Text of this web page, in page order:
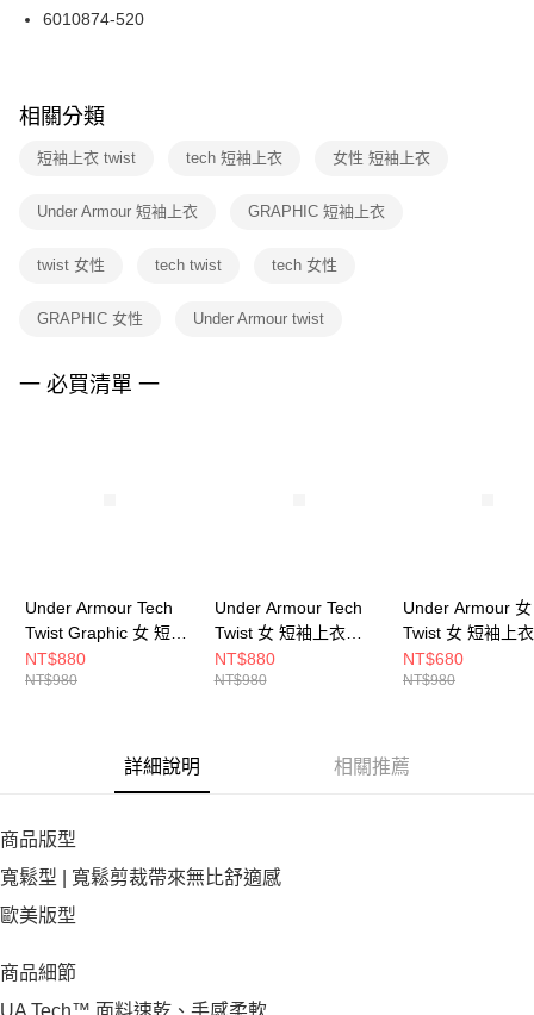
ATM／網路銀行／等多元方式進行付款，方視為交易完成。
※ 交易是否成功請以「AFTEE先享後付 」之結帳頁面顯示為準，若有關於
是否繳費成功／繳費後需取消欲退款等相關疑問，請聯繫「AFTEE先享後付
客戶支援中心」https://netprotections.freshdesk.com/support/home
１．透過由恩沛科技股份有限公司提供之「AFTEE先享後付」服務完成之交
權轉讓予恩沛科技股份有限公司。
３．未成年的使用者請事先徵得法定代理人或監護人之同意方可使用
４．使用「AFTEE先享後付」時，將依據個別帳號之用戶狀況，依本公司即
每筆NT$100，滿NT$1,500(含以上)免運費
6010874-520
相關分類
短袖上衣 twist tech 短袖上衣 女性 短袖上衣
Under Armour 短袖上衣 GRAPHIC 短袖上衣
twist 女性 tech twist tech 女性
GRAPHIC 女性 Under Armour twist
一 必買清單 一
Under Armour Tech
Twist Graphic 女 短袖
上衣 6010874-425
NT$880
NT$980
Under Armour Tech
Twist 女 短袖上衣
1384230-669
NT$880
NT$980
Under Armour
Twist 女 短袖上衣
1384230-659
NT$680
NT$980
詳細說明 相關推薦
商品版型
寬鬆型 | 寬鬆剪裁帶來無比舒適感
歐美版型
商品細節
UA Tech™ 面料速乾、手感柔軟